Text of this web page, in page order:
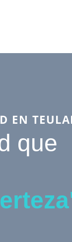
EN
que